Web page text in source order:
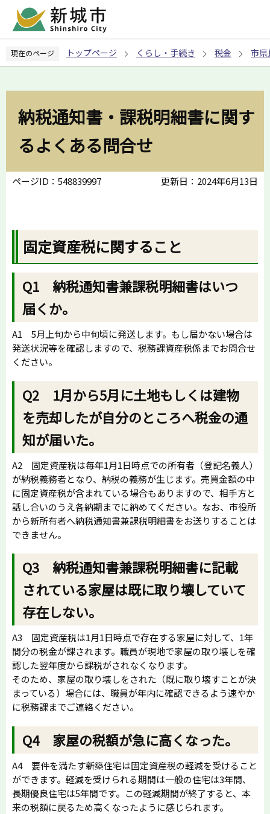
ペ
の
現在のページ トップページ くらし・手続き 税金 市県
納税通知書・課税明細書に関す
るよくある問合せ
ページID：548839997 更新日：2024年6月13日
固定資産税に関すること
Q1 納税通知書兼課税明細書はいつ
届くか。
A1 5月上旬から中旬頃に発送します。もし届かない場合は
発送状況等を確認しますので、税務課資産税係までお問合せ
ください。
Q2 1月から5月に土地もしくは建物
を売却したが自分のところへ税金の通
知が届いた。
A2 固定資産税は毎年1月1日時点での所有者（登記名義人）
が納税義務者となり、納税の義務が生じます。売買金額の中
に固定資産税が含まれている場合もありますので、相手方と
話し合いのうえ各納期までに納めてください。なお、市役所
から新所有者へ納税通知書兼課税明細書をお送りすることは
できません。
Q3 納税通知書兼課税明細書に記載
されている家屋は既に取り壊していて
存在しない。
A3 固定資産税は1月1日時点で存在する家屋に対して、1年
間分の税金が課されます。職員が現地で家屋の取り壊しを確
認した翌年度から課税がされなくなります。
そのため、家屋の取り壊しをされた（既に取り壊すことが決
まっている）場合には、職員が年内に確認できるよう速やか
に税務課までご連絡ください。
Q4 家屋の税額が急に高くなった。
A4 要件を満たす新築住宅は固定資産税の軽減を受けること
ができます。軽減を受けられる期間は一般の住宅は3年間、
長期優良住宅は5年間です。この軽減期間が終了すると、本
来の税額に戻るため高くなったように感じられます。